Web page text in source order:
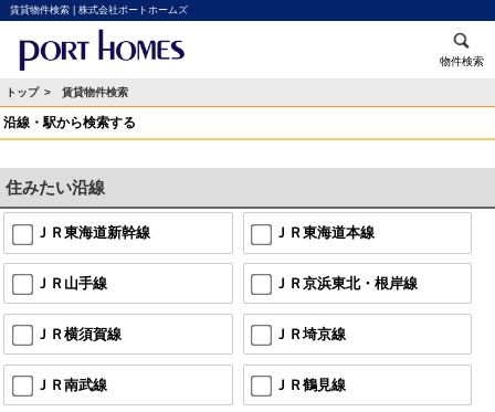
賃貸物件検索 | 株式会社ポートホームズ
物件検索
トップ > 賃貸物件検索
沿線・駅から検索する
住みたい沿線
ＪＲ東海道新幹線 ＪＲ東海道本線
ＪＲ山手線 ＪＲ京浜東北・根岸線
ＪＲ横須賀線 ＪＲ埼京線
ＪＲ南武線 ＪＲ鶴見線